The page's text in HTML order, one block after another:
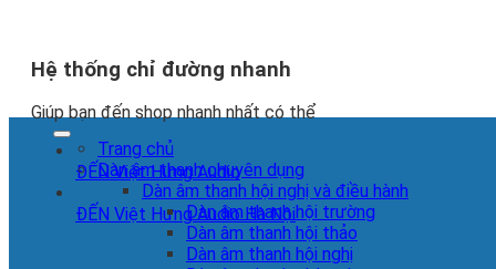
Hệ thống chỉ đường nhanh
Giúp bạn đến shop nhanh nhất có thể
ĐẾN Việt Hưng Audio
ĐẾN Việt Hưng Audio Hà Nội
Trang chủ
Dàn âm thanh chuyên dụng
Dàn âm thanh hội nghị và điều hành
Dàn âm thanh hội trường
Dàn âm thanh hội thảo
Dàn âm thanh hội nghị